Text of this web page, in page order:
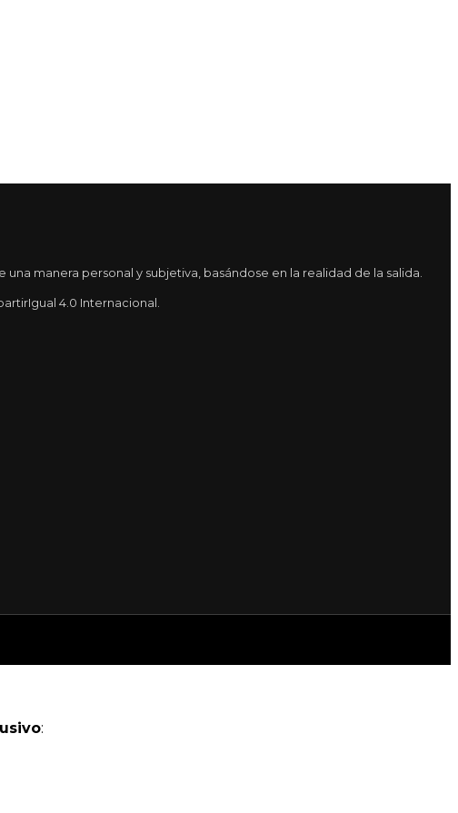
manera personal y subjetiva, basándose en la realidad de la salida.
4.0 Internacional.
: